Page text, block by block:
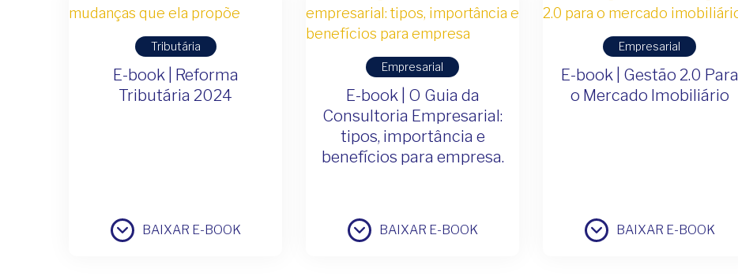
Tributária
E-book | Reforma
Tributária 2024
BAIXAR E-BOOK
Empresarial
E-book | O Guia da
Consultoria Empresarial:
tipos, importância e
benefícios para empresa.
BAIXAR E-BOOK
Empresarial
E-book | Gestão 2.0 Para
o Mercado Imobiliário
BAIXAR E-BOOK